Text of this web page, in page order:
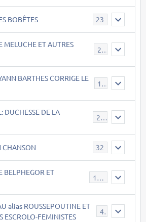
BOBÊTES 23
MELUCHE ET AUTRES
22
BARTHES CORRIGE LE
15
DUCHESSE DE LA
23
CHANSON 32
BELPHEGOR ET
147
alias ROUSSEPOUTINE ET
ESCROLO-FEMINISTES
40